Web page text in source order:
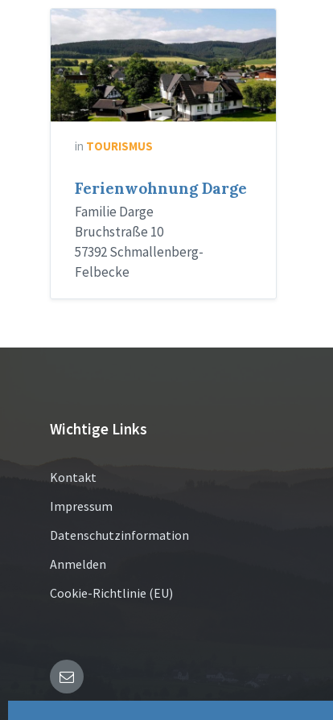
Bild
FeWo
Darge
in TOURISMUS
Ferienwohnung Darge
Familie Darge
Bruchstraße 10
57392 Schmallenberg-
Felbecke
Wichtige Links
Kontakt
Impressum
Datenschutzinformation
Anmelden
Cookie-Richtlinie (EU)
E-